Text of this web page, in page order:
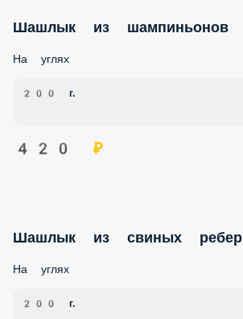
Шашлык из шампиньонов
На углях
200 г.
420 ₽
Шашлык из свиных ребер
На углях
200 г.